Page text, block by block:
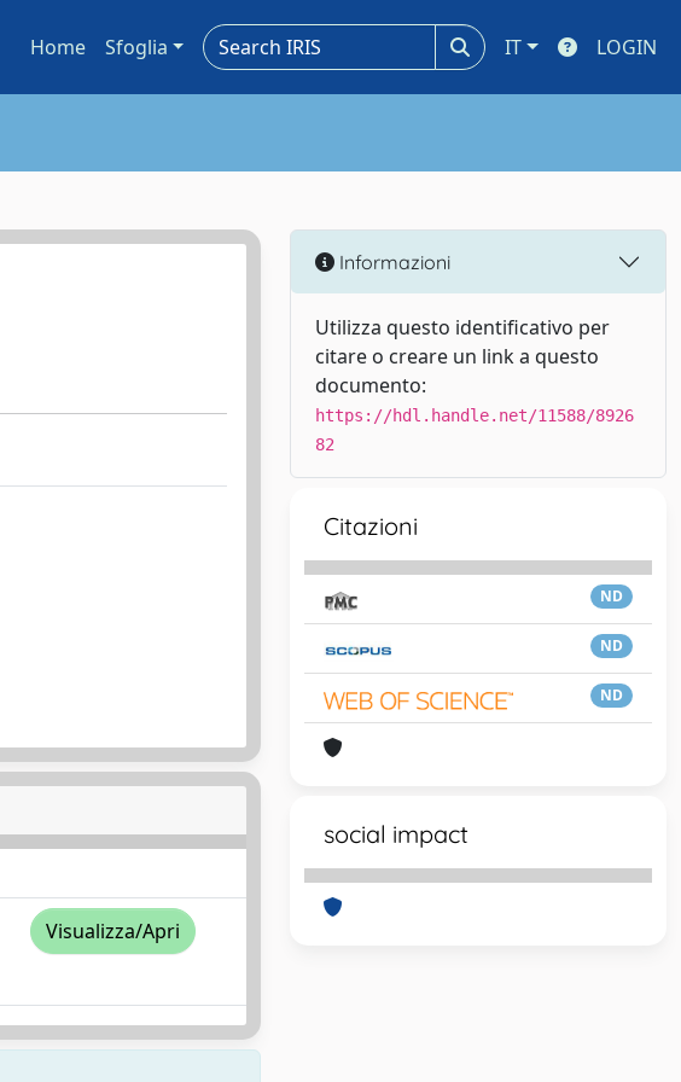
Home Sfoglia IT LOGIN
Visualizza/Apri
Informazioni
Utilizza questo identificativo per
citare o creare un link a questo
documento:
https://hdl.handle.net/11588/8926
82
Citazioni
ND
ND
ND
social impact